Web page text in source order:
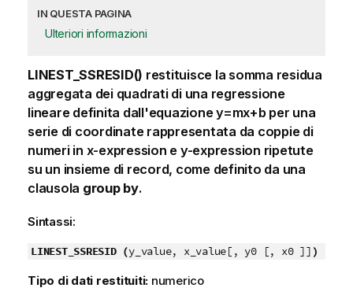
IN QUESTA PAGINA
Ulteriori informazioni
LINEST_SSRESID() restituisce la somma residua
aggregata dei quadrati di una regressione
lineare definita dall'equazioney=mx+bper una
serie di coordinate rappresentata da coppie di
numeri in x-expression e y-expression ripetute
su un insieme di record, come definito da una
clausola group by.
Sintassi:
LINEST_SSRESID (y_value, x_value[, y0 [, x0 ]] )
Tipo di dati restituiti: numerico